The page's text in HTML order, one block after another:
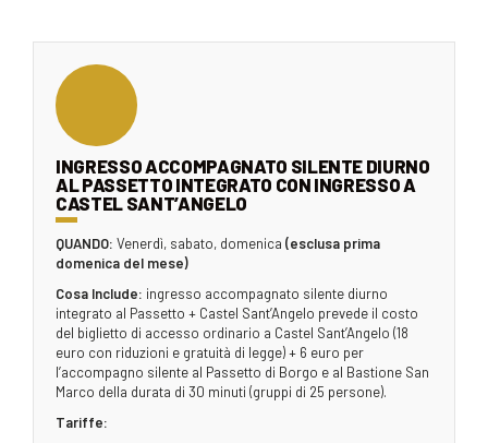
INGRESSO ACCOMPAGNATO SILENTE DIURNO
AL PASSETTO INTEGRATO CON INGRESSO A
CASTEL SANT’ANGELO
QUANDO: Venerdì, sabato, domenica (esclusa prima
domenica del mese)
Cosa Include: ingresso accompagnato silente diurno
integrato al Passetto + Castel Sant’Angelo prevede il costo
del biglietto di accesso ordinario a Castel Sant’Angelo (18
euro con riduzioni e gratuità di legge) + 6 euro per
l’accompagno silente al Passetto di Borgo e al Bastione San
Marco della durata di 30 minuti (gruppi di 25 persone).
Tariffe: